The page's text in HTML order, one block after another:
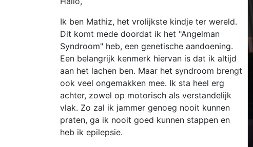
Ik ben Mathiz, het vrolijkste kindje ter wereld.
Dit komt mede doordat ik het "Angelman
Syndroom" heb, een genetische aandoening.
Een belangrijk kenmerk hiervan is dat ik altijd
aan het lachen ben. Maar het syndroom brengt
ook veel ongemakken mee. Ik sta heel erg
achter, zowel op motorisch als verstandelijk
vlak. Zo zal ik jammer genoeg nooit kunnen
praten, ga ik nooit goed kunnen stappen en
heb ik epilepsie.